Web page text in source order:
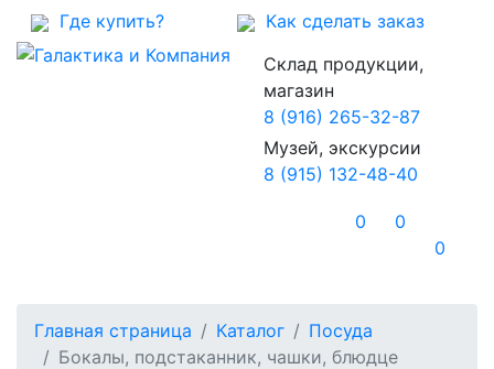
Где купить?
Как сделать заказ
Склад продукции,
магазин
8 (916) 265-32-87
Музей, экскурсии
8 (915) 132-48-40
0
0
0
Главная страница Каталог
Посуда
Бокалы, подстаканник, чашки, блюдце